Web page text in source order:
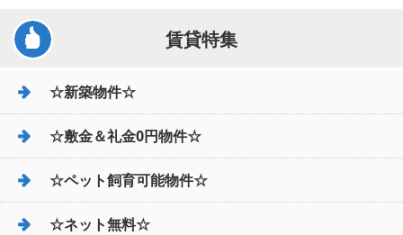
賃貸特集
☆新築物件☆
☆敷金＆礼金0円物件☆
☆ペット飼育可能物件☆
☆ネット無料☆